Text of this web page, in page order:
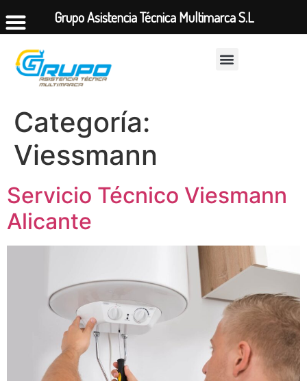
Categoría:
Viessmann
Servicio Técnico Viesmann
Alicante
Grupo Asistencia Técnica Multimarca S.L